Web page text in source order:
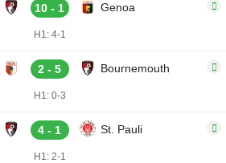
10 - 1 Genoa
H1: 4-1
2 - 5 Bournemouth
H1: 0-3
4 - 1 St. Pauli
H1: 2-1